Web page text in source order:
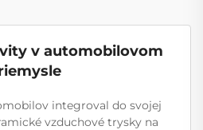
v automobilovom
integroval do svojej
vzduchové trysky na